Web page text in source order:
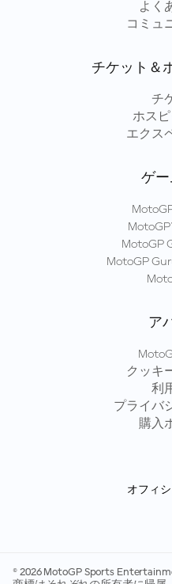
よく
コミュ
チケット＆
チ
ホス
エクス
ゲ
MotoGP
MotoGP
ア
クッキ
利
プライバ
購入
オフィ
© 2026 MotoGP Sports